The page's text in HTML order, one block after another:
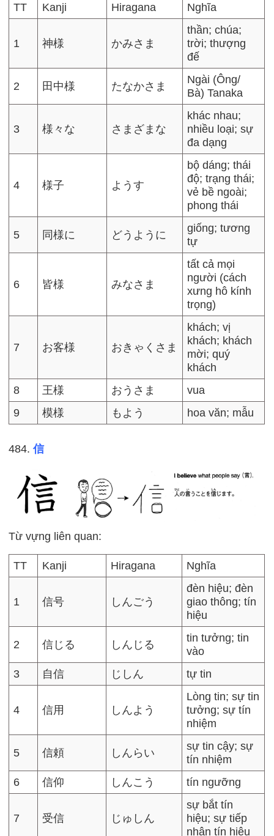
TT Kanji Hiragana Nghĩa
1 神様 かみさま
thần; chúa;
trời; thượng
đế
2 田中様 たなかさま
Ngài (Ông/
Bà) Tanaka
3 様々な さまざまな
khác nhau;
nhiều loại; sự
đa dạng
4 様子 ようす
bộ dáng; thái
độ; trạng thái;
vẻ bề ngoài;
phong thái
5 同様に どうように
giống; tương
tự
6 皆様 みなさま
tất cả mọi
người (cách
xưng hô kính
trọng)
7 お客様 おきゃくさま
khách; vị
khách; khách
mời; quý
khách
8
王様 おうさま
vua
9
模様 もよう hoa văn; mẫu
484.信
Từ vựng liên quan:
TT Kanji Hiragana Nghĩa
1 信号 しんごう
đèn hiệu; đèn
giao thông; tín
hiệu
2 信じる しんじる
tin tưởng; tin
vào
3
自信 じしん tự tin
4 信用 しんよう
Lòng tin; sự tin
tưởng; sự tín
nhiệm
5 信頼 しんらい
sự tin cậy; sự
tín nhiệm
6
信仰 しんこう tín ngưỡng
7 受信 じゅしん
sự bắt tín
hiệu; sự tiếp
nhận tín hiệu